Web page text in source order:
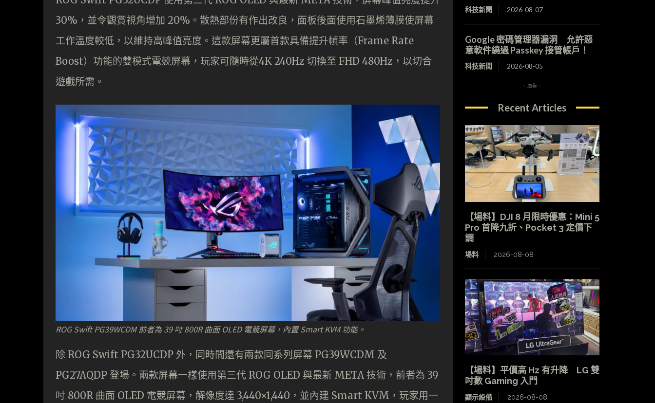
30%，並令觀賞視角增加 20%。散熱部份有作出改良，面板後面使用石墨烯薄膜使屏幕
工作溫度較低，以維持高峰值亮度。這款屏幕更屬首款具備提升幀率（Frame Rate
Boost）功能的雙模式電競屏幕，玩家可隨時從4K 240Hz 切換至 FHD 480Hz，以切合
遊戲所需。
ROG Swift PG39WCDM 前者為 39 吋 800R 曲面 OLED 電競屏幕，內置 Smart KVM 功能。
除 ROG Swift PG32UCDP 外，同時間還有兩款同系列屏幕 PG39WCDM 及
PG27AQDP 登場。兩款屏幕一樣使用第三代 ROG OLED 與最新 META 技術，前者為 39
吋 800R 曲面 OLED 電競屏幕，解像度達 3,440×1,440，並內建 Smart KVM，玩家用一
科技新聞 2026-08-07
Google 密碼管理器漏洞 允許惡
意軟件繞過 Passkey 接管帳戶！
科技新聞 2026-08-05
- 廣告 -
Recent Articles
【場料】DJI 8 月限時優惠：Mini 5
Pro 首降九折、Pocket 3 定價下
調
場料 2026-08-08
【場料】平價高 Hz 有升降 LG 雙
吋數 Gaming 入門
顯示設備 2026-08-08